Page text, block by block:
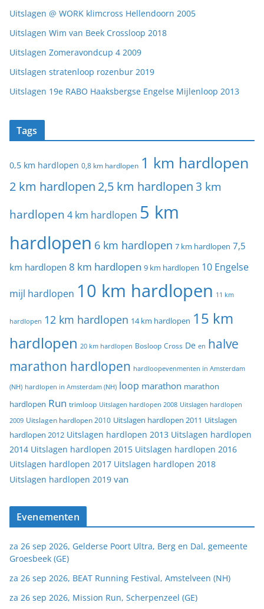
Uitslagen @ WORK klimcross Hellendoorn 2005
Uitslagen Wim van Beek Crossloop 2018
Uitslagen Zomeravondcup 4 2009
Uitslagen stratenloop rozenbur 2019
Uitslagen 19e RABO Haaksbergse Engelse Mijlenloop 2013
Tags
0,5 km hardlopen 0,8 km hardlopen 1 km hardlopen
2 km hardlopen 2,5 km hardlopen 3 km
hardlopen 4 km hardlopen 5 km
hardlopen 6 km hardlopen 7 km hardlopen 7,5
km hardlopen 8 km hardlopen 9 km hardlopen 10 Engelse
mijl hardlopen 10 km hardlopen 11 km
hardlopen 12 km hardlopen 14 km hardlopen 15 km
hardlopen 20 km hardlopen Bosloop Cross De en halve
marathon hardlopen hardloopevenmenten in Amsterdam
(NH) hardlopen in Amsterdam (NH) loop marathon marathon
hardlopen Run trimloop Uitslagen hardlopen 2008 Uitslagen hardlopen
2009 Uitslagen hardlopen 2010 Uitslagen hardlopen 2011 Uitslagen
hardlopen 2012 Uitslagen hardlopen 2013 Uitslagen hardlopen
2014 Uitslagen hardlopen 2015 Uitslagen hardlopen 2016
Uitslagen hardlopen 2017 Uitslagen hardlopen 2018
Uitslagen hardlopen 2019 van
Evenementen
za 26 sep 2026, Gelderse Poort Ultra, Berg en Dal, gemeente
Groesbeek (GE)
za 26 sep 2026, BEAT Running Festival, Amstelveen (NH)
za 26 sep 2026, Mission Run, Scherpenzeel (GE)